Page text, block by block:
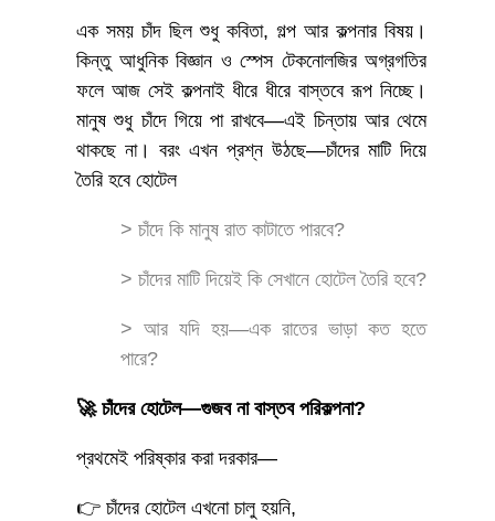
এক সময় চাঁদ ছিল শুধু কবিতা, গল্প আর কল্পনার বিষয়।
কিন্তু আধুনিক বিজ্ঞান ও স্পেস টেকনোলজির অগ্রগতির
ফলে আজ সেই কল্পনাই ধীরে ধীরে বাস্তবে রূপ নিচ্ছে।
মানুষ শুধু চাঁদে গিয়ে পা রাখবে—এই চিন্তায় আর থেমে
থাকছে না। বরং এখন প্রশ্ন উঠছে—চাঁদের মাটি দিয়ে
তৈরি হবে হোটেল
> চাঁদে কি মানুষ রাত কাটাতে পারবে?
> চাঁদের মাটি দিয়েই কি সেখানে হোটেল তৈরি হবে?
> আর যদি হয়—এক রাতের ভাড়া কত হতে
পারে?
🚀 চাঁদের হোটেল—গুজব না বাস্তব পরিকল্পনা?
প্রথমেই পরিষ্কার করা দরকার—
👉 চাঁদের হোটেল এখনো চালু হয়নি,